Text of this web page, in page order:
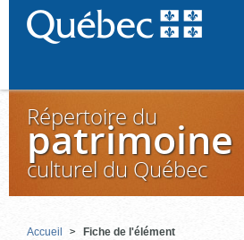
Répertoire du
patrimoine
culturel du Québec
Accueil Fiche de l'élément